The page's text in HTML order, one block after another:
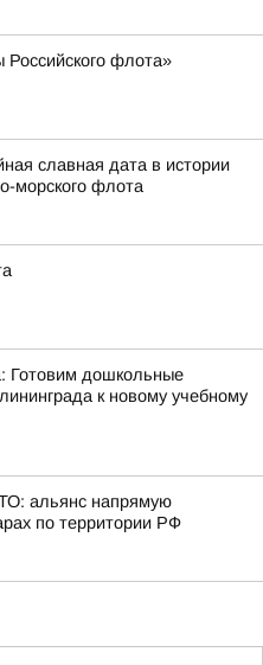
флота»
славная дата в истории
морского флота
Готовим дошкольные
к новому учебному
альянс напрямую
по территории РФ